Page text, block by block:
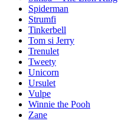
Spiderman
Strumfi
Tinkerbell
Tom si Jerry
Trenulet
Tweety
Unicorn
Ursulet
Vulpe
Winnie the Pooh
Zane